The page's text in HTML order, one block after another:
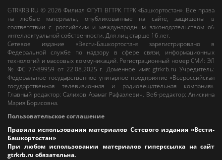
GTRKRB.RU © 2026Филиал ФГУП ВГТРК ГТРК «Башкортостан». Все права
на любые материалы, опубликованные на сайте, защищены в
соответствии с российским и международным законодательством об
интеллектуальной собственности. Для лиц старше 16 лет.
Сетевое издание «Вести-Башкортостан»зарегистрировано в
Федеральной службе по надзору в сфере связи, информационных
технологий и массовых коммуникаций. Регистрационный номер СМИ: ЭЛ
№ ФС 77-89959 от 22.08.2025 г. Доменное имя:gtrkrb.ru Учредитель:
Федеральное государственное унитарное предприятие «Всероссийская
государственная телевизионная и радиовещательная компания».
Главный редактор:Салихов Азамат Рафаэлевич. Веб-редактор:Анискина
Мария Борисовна.
Пользовательское соглашение
Правила использования материалов Сетевого издания «Вести-
Башкортостан»
При любом использовании материалов гиперссылка на сайт
gtrkrb.ru обязательна.